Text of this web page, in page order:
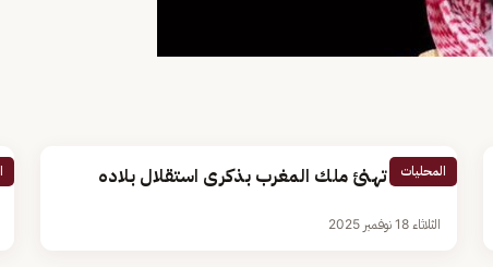
المحليات
القيادة تهنئ ملك المغرب بذكرى استقلال بلاده
الثلاثاء 18 نوفمبر 2025